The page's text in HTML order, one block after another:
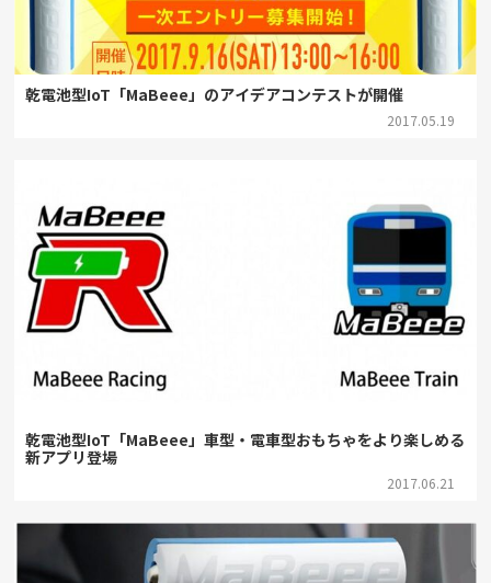
乾電池型IoT「MaBeee」のアイデアコンテストが開催
2017.05.19
乾電池型IoT「MaBeee」車型・電車型おもちゃをより楽しめる
新アプリ登場
2017.06.21